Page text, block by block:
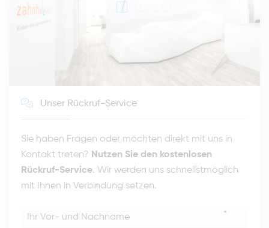
Unser Rückruf-Service
Sie haben Fragen oder möchten direkt mit uns in
Kontakt treten? Nutzen Sie den kostenlosen
Rückruf-Service. Wir werden uns schnellstmöglich
mit Ihnen in Verbindung setzen.
*